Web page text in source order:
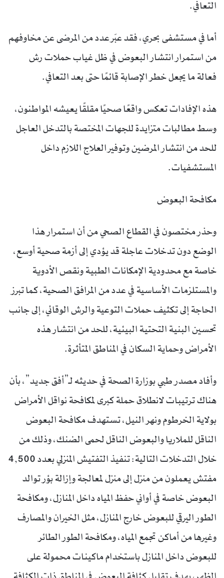
التعافي.
أما في مستشفى بحري، فقد عبّر عدد من المرضى عن مخاوفهم
من استمرار انتشار البعوض في ظل غياب حملات رش
فعالة ما يجعل خطر الإصابة قائمًا حتى بعد التعافي.
هذه الإفادات تعكس واقعًا صحيًا مقلقًا يعيشه المواطنون،
وسط مطالبات متزايدة للجهات المختصة بالتدخل العاجل
للحد من انتشار المرضين وتوفير العلاج اللازم داخل
المستشفيات.
مكافحة البعوض
وحذر مختصون في القطاع الصحي من أن استمرار هذا
الوضع دون تدخلات عاجلة قد يؤدي إلى أزمة صحية أوسع،
خاصة مع محدودية الإمكانات الطبية ونقص الأدوية
والمستلزمات الأساسية في عدد من المرافق الصحية، كما تبرز
الحاجة إلى تكثيف حملات التوعية والرش الوقائي، إلى جانب
تحسين البنية التحتية البيئية، للحد من انتشار هذه
الأمراض وحماية السكان في المناطق المتأثرة.
وأفاد مصدر طبي بوزارة الصحة في حديثه لـ”أفق جديد”، بأن
هناك ترتيبات لانطلاق حملة كبرى لمكافحة نواقل الأمراض
بولاية الخرطوم ونهر النيل، تستهدف مكافحة البعوض
الناقل للملاريا والبعوض الناقل لحمى الضنك، وذلك من
خلال التدخلات التالية: تنفيذ التفتيش المنزلي بعدد 4,500
مفتش يعملون من منزل إلى منزل لمعالجة وإزالة بؤر توالد
البعوض خاصة في أواني حفظ المياه داخل المنازل، ومكافحة
الطور اليرقي للبعوض خارج المنازل، مثل الخيران والمصارف
وغيرها من أماكن تجمع المياه، ومكافحة الطور الطائر
للبعوض داخل المنازل باستخدام ماكينات محمولة على